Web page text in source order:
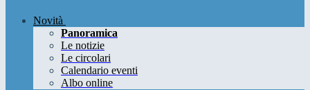
Novità
Panoramica
Le notizie
Le circolari
Calendario eventi
Albo online